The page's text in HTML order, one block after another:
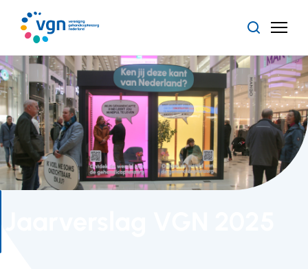
naar
hoofdinhoud
Gehandicaptenzorg
Nederland
ZoekenMenu